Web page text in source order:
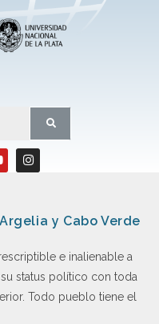
y Cabo Verde
e inalienable a
status político con toda
Todo pueblo tiene el